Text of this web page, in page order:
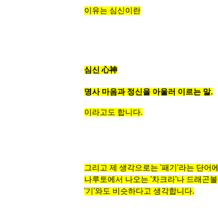
이유는 심신이란
심신 心神
명사 마음과 정신을 아울러 이르는 말.
이라고도 합니다.
그리고 제 생각으로는 '패기'라는 단어
나루토에서 나오는 '차크라'나 드래곤
'기'와도 비슷하다고 생각합니다.